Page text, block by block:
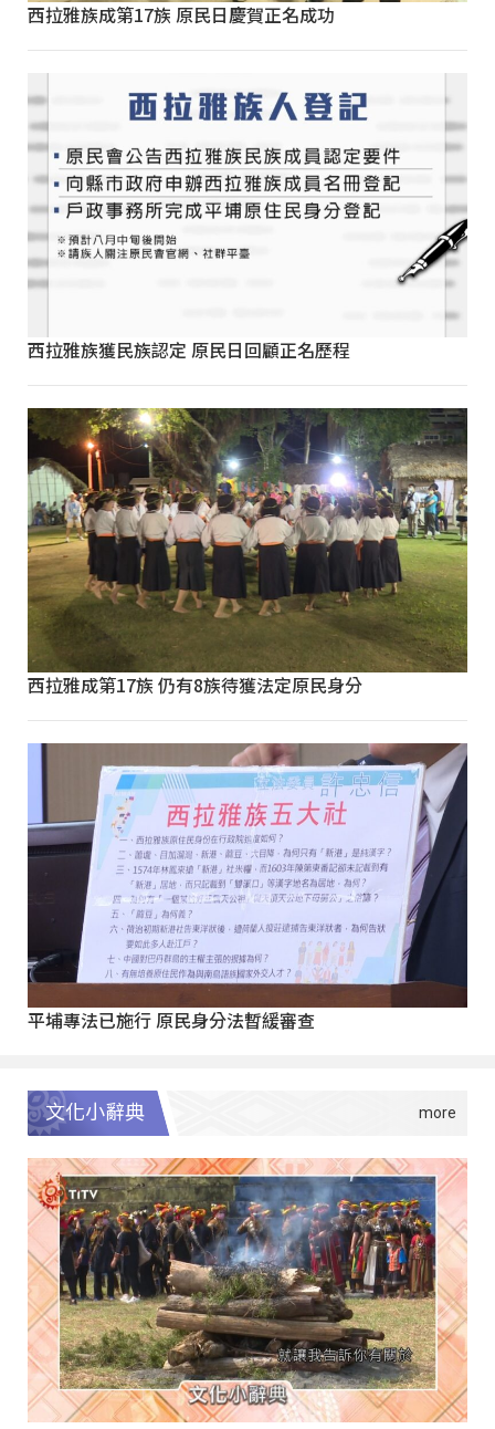
西拉雅族成第17族 原民日慶賀正名成功
西拉雅族獲民族認定 原民日回顧正名歷程
西拉雅成第17族 仍有8族待獲法定原民身分
平埔專法已施行 原民身分法暫緩審查
文化小辭典